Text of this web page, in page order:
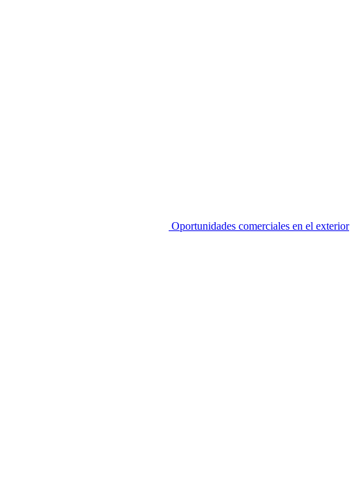
Oportunidades comerciales en el exterior